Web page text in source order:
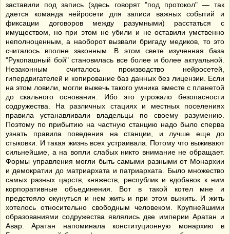
заставили под запись (здесь говорят "под протокол" — так
дается команда нейросети для записи важных событий и
фиксации договоров между разумными) расстаться с
имуществом, но при этом не убили и не оставили умственно
неполноценным, а наоборот вызвали бригаду медиков, то это
считалось вполне законным. В этом свете изученная база
"Рукопашный бой" становилась все более и более актуальной.
Незаконным считалось производство нейросетей,
гипердвигателей и копирование баз данных без лицензии. Если
на этом ловили, могли выжечь такого умника вместе с планетой
до скального основания. Ибо это угрожало безопасности
содружества. На различных стациях и местных поселениях
правила устанавливали владельцы по своему разумению.
Поэтому по прибытию на частную станцию надо было сперва
узнать правила поведения на станции, и лучше еще до
стыковки. И такая жизнь всех устраивала. Потому что выживают
сильнейшие, а на вопли слабых никто внимание не обращает.
Формы управления могли быть самыми разными от Монархии
и демократии до матриархата и патриархата. Было множество
самых разных царств, княжеств, республик и вдобавок к ним
корпоративные объединения. Вот в такой котел мне и
предстояло окунуться и нем жить и при этом выжить. И жить
хотелось относительно свободным человеком. Крупнейшими
образованиями содружества являлись две империи Аратан и
Авар. Аратан напоминала конституционную монархию в